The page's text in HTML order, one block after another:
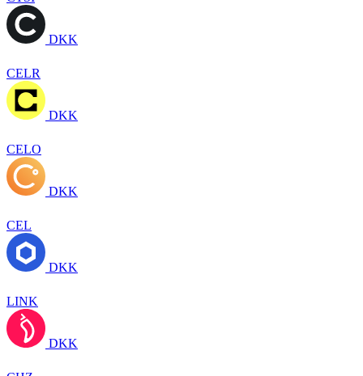
DKK
CELR
DKK
CELO
DKK
CEL
DKK
LINK
DKK